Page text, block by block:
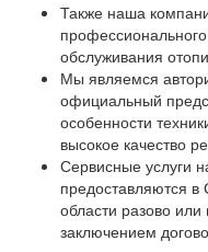
Также наша
обслуживания
Мы являемся
официальный
особенности
высокое качество
Сервисные услуги
предоставляются в
области разово
заключением